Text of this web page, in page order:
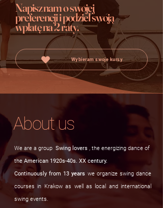
Napisz nam o swojej
preferencji i podziel swoją
wpłatęna 2 raty.
Wybieram swoje kursy
About us
We are a group Swing lovers , the energizing dance of
the American 1920s-40s. XX century.
Continuously from 13 years we organize swing dance
courses in Krakow as well as local and international
swing events.